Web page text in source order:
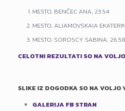
MESTO, BENČEC ANA, 23.54
MESTO, ALIAMOVSKAIA
MESTO, SOROSCY SABINA, 26.58
CELOTNI REZULTATI SO NA
SLIKE IZ DOGODKA SO NA
GALERIJA FB STRAN